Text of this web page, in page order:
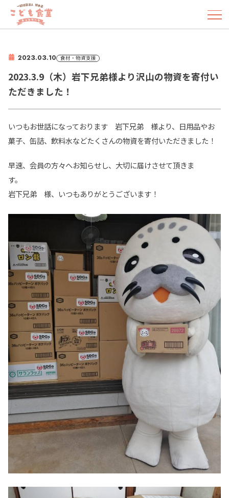
2023.03.10 食材・物資支援
2023.3.9（木）岩下兄弟様より沢山の物資を寄付い
ただきました！
いつもお世話になっております 岩下兄弟 様より、日用品やお
菓子、缶詰、飲料水などたくさんの物資を寄付いただきました！
早速、会員の方々へお知らせし、大切に届けさせて頂きま
す
岩下兄弟 様、いつもありがとうございます！